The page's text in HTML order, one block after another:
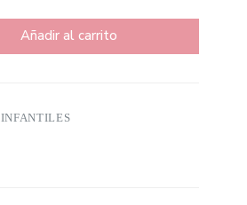
Añadir al carrito
INFANTILES